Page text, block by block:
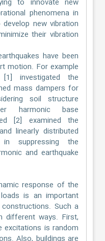
to innovate new
phenomena in
new vibration
their vibration
have been
motion. For example
[1] investigated the
mass dampers for
soil structure
harmonic base
[2] examined the
linearly distributed
suppressing the
and earthquake
response of the
is an important
Such a
different ways. First,
excitations is random